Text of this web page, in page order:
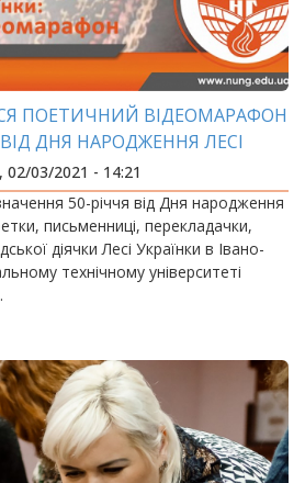
ПОЕТИЧНИЙ ВІДЕОМАРАФОН
ДНЯ НАРОДЖЕННЯ ЛЕСІ
УКРАЇНКИ
02/03/2021 - 14:21
50-річчя від Дня народження
письменниці, перекладачки,
діячки Лесі Українки в Івано-
технічному університеті